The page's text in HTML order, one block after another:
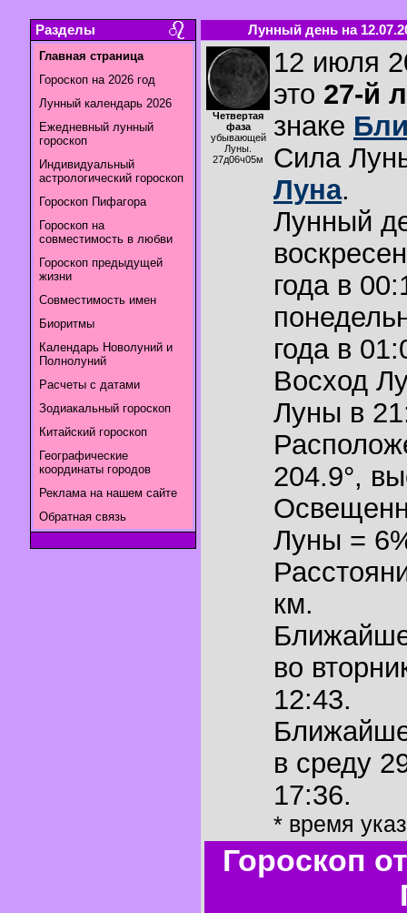
Разделы
Главная страница
Гороскоп на 2026 год
Лунный календарь 2026
Ежедневный лунный
гороскоп
Индивидуальный
астрологический гороскоп
Гороскоп Пифагора
Гороскоп на
совместимость в любви
Гороскоп предыдущей
жизни
Совместимость имен
Биоритмы
Календарь Новолуний и
Полнолуний
Расчеты с датами
Зодиакальный гороскоп
Китайский гороскоп
Географические
координаты городов
Реклама на нашем сайте
Обратная связь
Лунный день на
Четвертая
фаза
убывающей
Луны.
27д06ч05м
12 июля
это 27-й
знаке
Сила
Луна.
Лунный
года в
года в
Восход
Луны в
204.9°,
Луны =
км.
во
12:43.
в среду
17:36.
* время
Гороскоп